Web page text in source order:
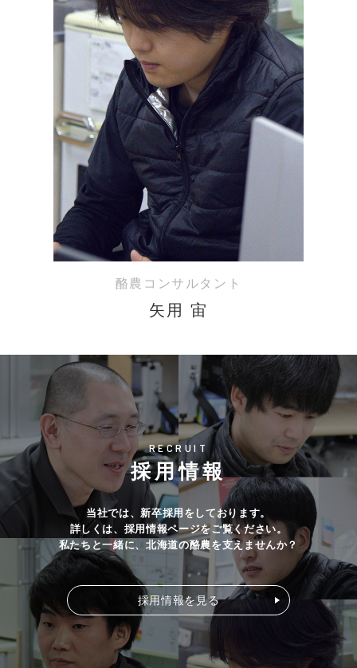
酪農コンサルタント
矢用 宙
RECRUIT
採用情報
当社では、新卒採用をしております。
詳しくは、採用情報ページをご覧ください。
私たちと一緒に、北海道の酪農を支えませんか？
採用情報を見る